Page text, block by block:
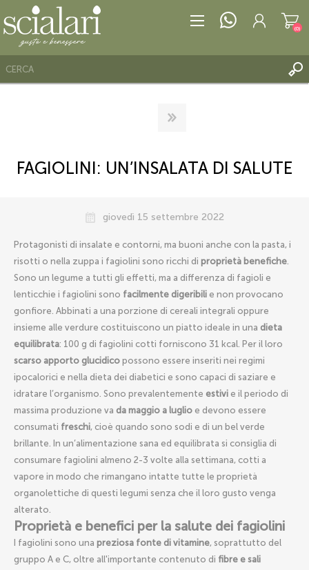
LISTA DEI DESIDERI
(0)
FAGIOLINI: UN’INSALATA DI SALUTE
giovedì 15 settembre 2022
Protagonisti di insalate e contorni, ma buoni anche con la pasta, i
risotti o nella zuppa i fagiolini sono ricchi di proprietà benefiche.
Sono un legume a tutti gli effetti, ma a differenza di fagioli e
lenticchie i fagiolini sono facilmente digeribili e non provocano
gonfiore. Abbinati a una porzione di cereali integrali oppure
insieme alle verdure costituiscono un piatto ideale in una dieta
equilibrata: 100 g di fagiolini cotti forniscono 31 kcal. Per il loro
scarso apporto glucidico possono essere inseriti nei regimi
ipocalorici e nella dieta dei diabetici e sono capaci di saziare e
idratare l’organismo. Sono prevalentemente estivi e il periodo di
massima produzione va da maggio a luglio e devono essere
consumati freschi, cioè quando sono sodi e di un bel verde
brillante. In un’alimentazione sana ed equilibrata si consiglia di
consumare fagiolini almeno 2-3 volte alla settimana, cotti a
vapore in modo che rimangano intatte tutte le proprietà
organolettiche di questi legumi senza che il loro gusto venga
alterato.
Proprietà e benefici per la salute dei fagiolini
I fagiolini sono una preziosa fonte di vitamine, soprattutto del
gruppo A e C, oltre all'importante contenuto di fibre e sali